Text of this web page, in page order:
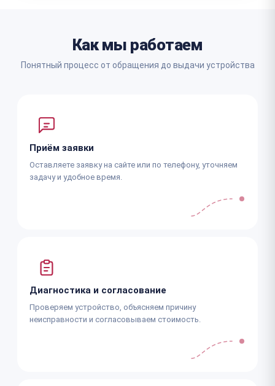
Как мы работаем
Понятный процесс от обращения до выдачи устройства
Приём заявки
Оставляете заявку на сайте или по телефону, уточняем
задачу и удобное время.
Диагностика и согласование
Проверяем устройство, объясняем причину
неисправности и согласовываем стоимость.